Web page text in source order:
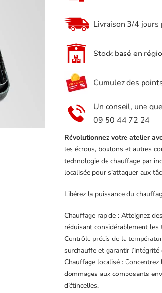
induction
JBM
Pistolet
chauffant
1.5Kw
Livraison 3/4 jours
Stock basé en
Cumulez des
Un conseil, une
09 50 44 72 24
Révolutionnez votre atelier
les écrous, boulons et autres
technologie de chauffage par
localisée pour s’attaquer aux
Libérez la puissance du
Chauffage rapide : Atteignez
réduisant considérablement
Contrôle précis de la
surchauffe et garantir l’intégrité
Chauffage localisé :
dommages aux composants
d’étincelles.